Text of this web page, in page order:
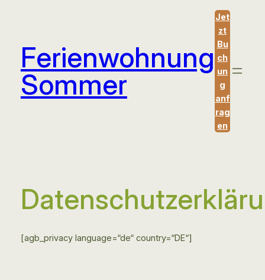
Ferienwohnung
Sommer
Jet
zt
Bu
ch
un
g
anf
rag
en
[agb_privacy language=“de“ country=“DE“]